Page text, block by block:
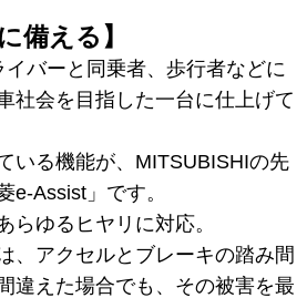
備える】
バーと同乗者、歩行者などに
社会を目指した一台に仕上げて
いる機能が、MITSUBISHIの先
e-Assist」です。
らゆるヒヤリに対応。
、アクセルとブレーキの踏み間
違えた場合でも、その被害を最